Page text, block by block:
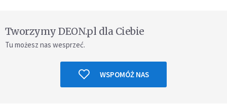
Tworzymy DEON.pl dla Ciebie
Tu możesz nas wesprzeć.
WSPOMÓŻ NAS